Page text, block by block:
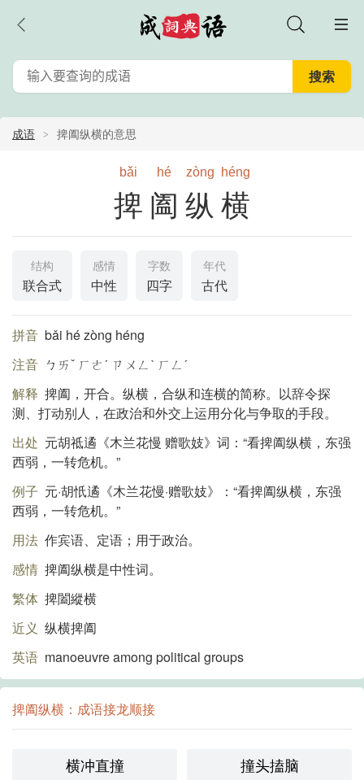
成语 捭阖纵横的意思
bǎi hé zòng héng
捭阖纵横
结构
联合式
感情
中性
字数
四字
年代
古代
拼音 bǎi hé zòng héng
注音 ㄅㄞˇ ㄏㄜˊ ㄗㄨㄥˋ ㄏㄥˊ
解释 捭阖，开合。纵横，合纵和连横的简称。以辞令探
测、打动别人，在政治和外交上运用分化与争取的手段。
出处 元胡祗遹《木兰花慢 赠歌妓》词：“看捭阖纵横，东强
西弱，一转危机。”
例子 元·胡忯遹《木兰花慢·赠歌妓》：“看捭阖纵横，东强
西弱，一转危机。”
用法 作宾语、定语；用于政治。
感情 捭阖纵横是中性词。
繁体 捭闔縱横
近义 纵横捭阖
英语 manoeuvre among political groups
捭阖纵横：成语接龙顺接
横冲直撞
撞头搕脑